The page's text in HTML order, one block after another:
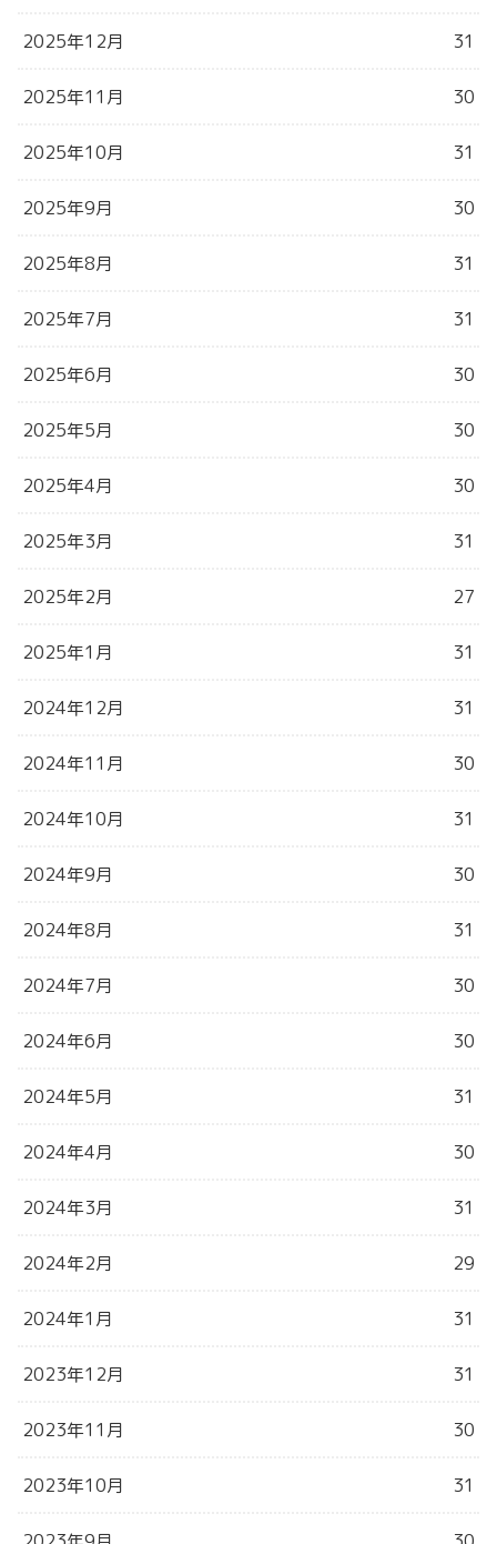
2025年12月 31
2025年11月 30
2025年10月 31
2025年9月 30
2025年8月 31
2025年7月 31
2025年6月 30
2025年5月 30
2025年4月 30
2025年3月 31
2025年2月 27
2025年1月 31
2024年12月 31
2024年11月 30
2024年10月 31
2024年9月 30
2024年8月 31
2024年7月 30
2024年6月 30
2024年5月 31
2024年4月 30
2024年3月 31
2024年2月 29
2024年1月 31
2023年12月 31
2023年11月 30
2023年10月 31